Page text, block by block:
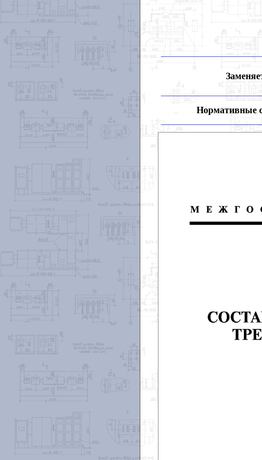
Нормативные